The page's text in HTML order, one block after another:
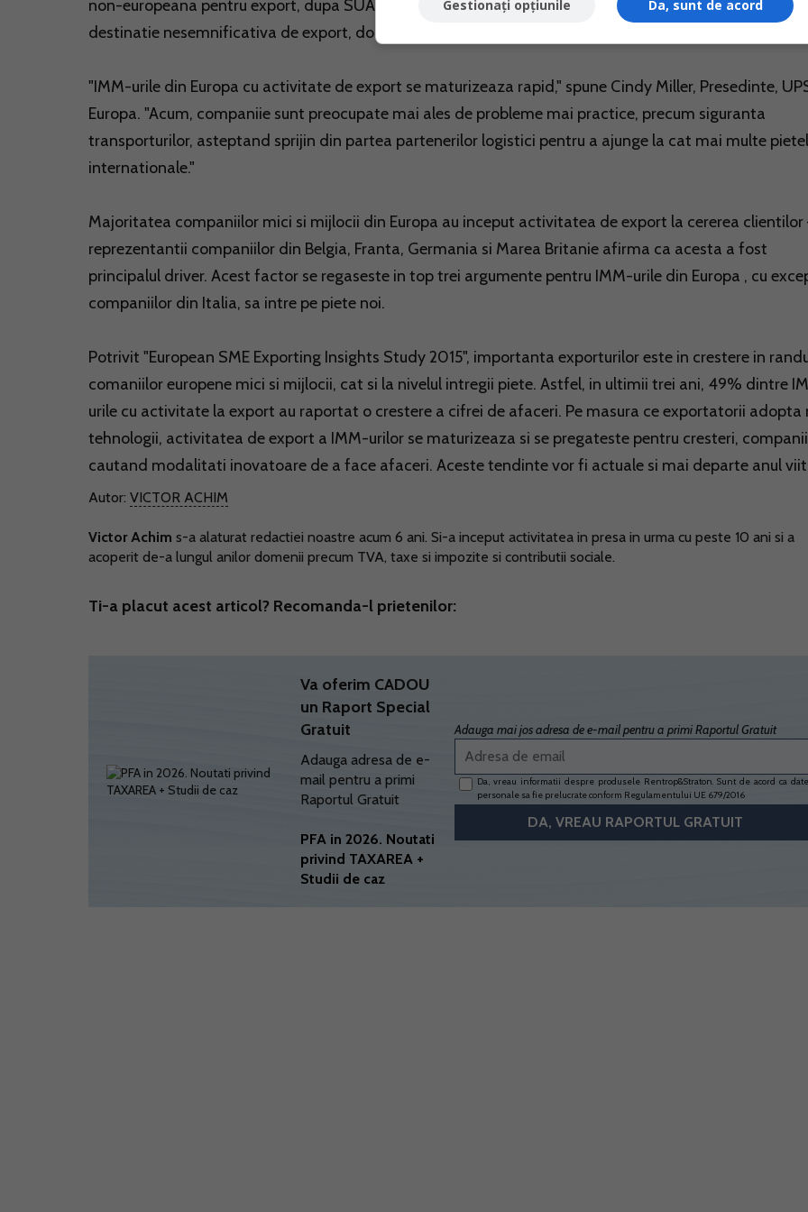
non-europeana pentru export, dupa SUA, este Asia, urmata de Africa si Orientul Mijlociu. China
destinatie nesemnificativa de export, doar 11% dintre companii exporta acolo.
"IMM-urile din Europa cu activitate de export se maturizeaza rapid," spune Cindy Miller, Presedinte,
Europa. "Acum, companiie sunt preocupate mai ales de probleme mai practice, precum siguranta
transporturilor, asteptand sprijin din partea partenerilor logistici pentru a ajunge la cat mai multe
internationale."
Majoritatea companiilor mici si mijlocii din Europa au inceput activitatea de export la cererea clientilor
reprezentantii companiilor din Belgia, Franta, Germania si Marea Britanie afirma ca acesta a fost
principalul driver. Acest factor se regaseste in top trei argumente pentru IMM-urile din Europa , cu
companiilor din Italia, sa intre pe piete noi.
Potrivit "European SME Exporting Insights Study 2015", importanta exporturilor este in crestere in
comaniilor europene mici si mijlocii, cat si la nivelul intregii piete. Astfel, in ultimii trei ani, 49% dintre
urile cu activitate la export au raportat o crestere a cifrei de afaceri. Pe masura ce exportatorii adopta
tehnologii, activitatea de export a IMM-urilor se maturizeaza si se pregateste pentru cresteri,
cautand modalitati inovatoare de a face afaceri. Aceste tendinte vor fi actuale si mai departe anul
Autor: VICTOR ACHIM
Victor Achim s-a alaturat redactiei noastre acum 6 ani. Si-a inceput activitatea in presa in urma cu peste 10 ani si a
acoperit de-a lungul anilor domenii precum TVA, taxe si impozite si contributii sociale.
Ti-a placut acest articol? Recomanda-l prietenilor:
Va oferim CADOU
un Raport Special
Gratuit
Adauga adresa de e-
mail pentru a primi
Raportul Gratuit
PFA in 2026. Noutati
privind TAXAREA +
Studii de caz
Adauga mai jos adresa de e-mail pentru a primi Raportul Gratuit
Da, vreau informatii despre produsele Rentrop&Straton. Sunt de acord ca
personale sa fie prelucrate conform Regulamentului UE 679/2016
Da, sunt de acord
Gestionați opțiunile